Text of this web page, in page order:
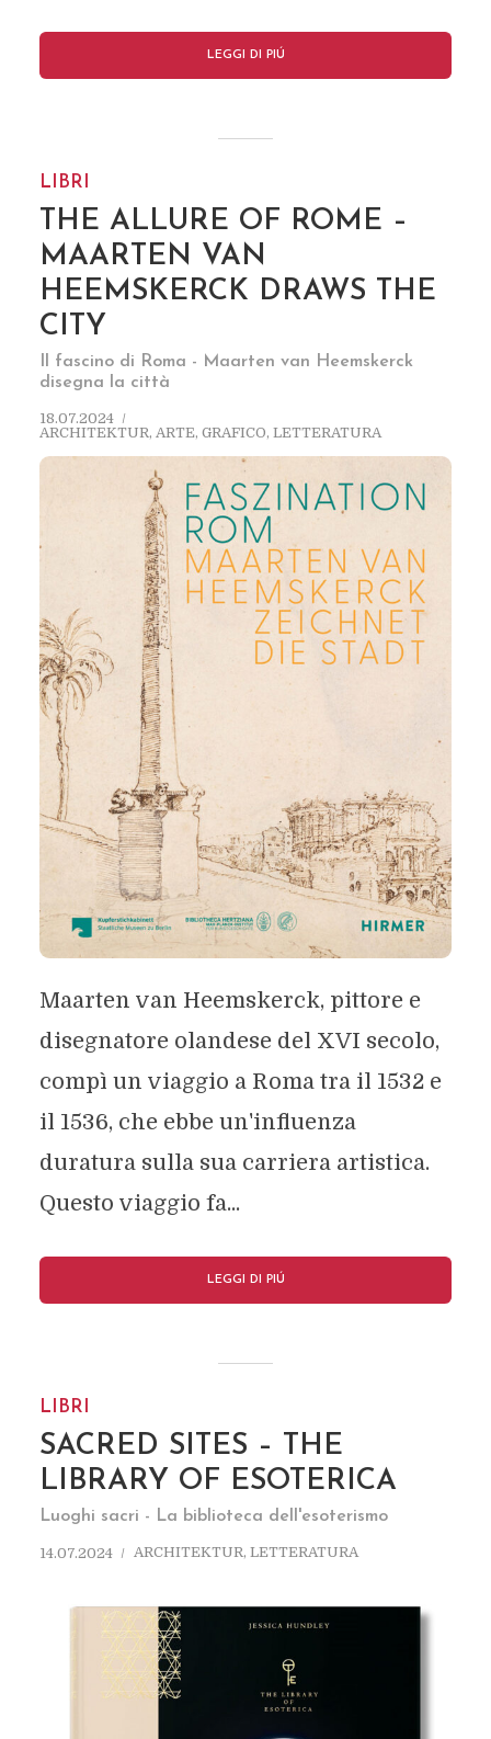
LEGGI DI PIÚ
LIBRI
THE ALLURE OF ROME –
MAARTEN VAN
HEEMSKERCK DRAWS THE
CITY
Il fascino di Roma - Maarten van Heemskerck
disegna la città
18.07.2024
ARCHITEKTUR, ARTE, GRAFICO, LETTERATURA
Maarten van Heemskerck, pittore e
disegnatore olandese del XVI secolo,
compì un viaggio a Roma tra il 1532 e
il 1536, che ebbe un'influenza
duratura sulla sua carriera artistica.
Questo viaggio fa...
LEGGI DI PIÚ
LIBRI
SACRED SITES – THE
LIBRARY OF ESOTERICA
Luoghi sacri - La biblioteca dell'esoterismo
14.07.2024 ARCHITEKTUR, LETTERATURA